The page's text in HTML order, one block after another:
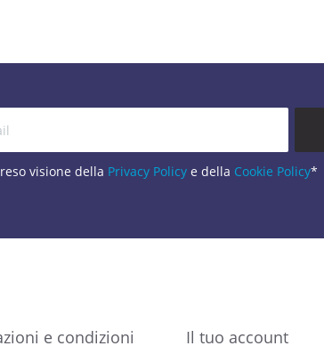
visione della Privacy Policye della Cookie Policy*
e condizioni Il tuo account